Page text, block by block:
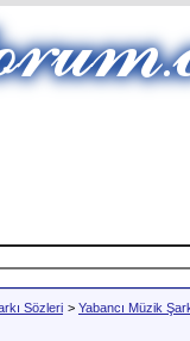
Sözleri > Yabancı Müzik